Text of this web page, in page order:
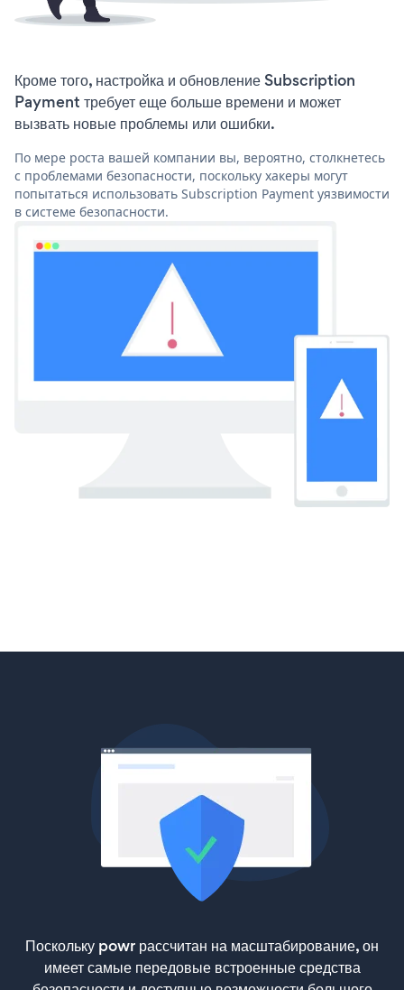
Кроме того, настройка и обновление Subscription
Payment требует еще больше времени и может
вызвать новые проблемы или ошибки.
По мере роста вашей компании вы, вероятно, столкнетесь
с проблемами безопасности, поскольку хакеры могут
попытаться использовать Subscription Payment уязвимости
в системе безопасности.
Поскольку powr рассчитан на масштабирование, он
имеет самые передовые встроенные средства